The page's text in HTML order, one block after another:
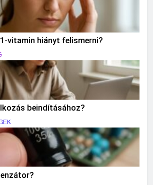
vitamin hiányt felismerni?
beindításához?